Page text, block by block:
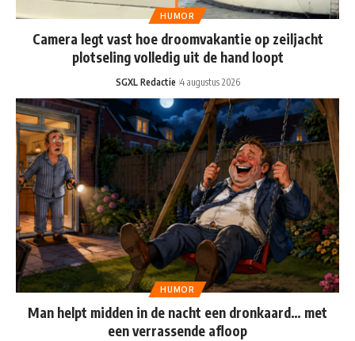
HUMOR
Camera legt vast hoe droomvakantie op zeiljacht
plotseling volledig uit de hand loopt
SGXL Redactie 4 augustus 2026
HUMOR
Man helpt midden in de nacht een dronkaard… met
een verrassende afloop